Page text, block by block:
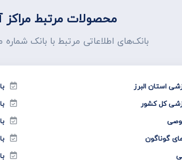
محصولات مرتبط مراکز
بانک‌های اطلاعاتی مرتبط با بانک شماره
استان البرز
کل کشور
گوناگون